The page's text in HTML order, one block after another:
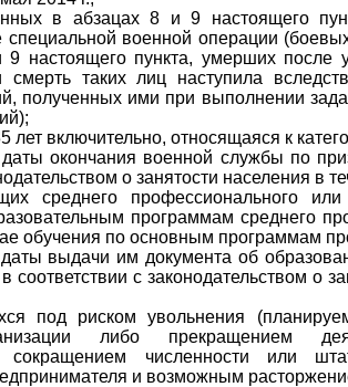
в абзацах 8 и 9 настоящего
специальной военной операции
9 настоящего пункта, умерших после
таких лиц наступила
полученных ими при выполнении
лет включительно, относящаяся к
окончания военной службы по
о занятости населения в
среднего профессионального
программам среднего
обучения по основным программам
выдачи им документа об
соответствии с законодательством о
под риском увольнения
либо прекращением
сокращением численности или
и возможным